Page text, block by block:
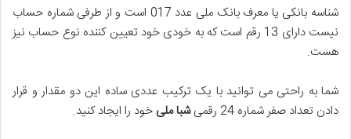
شناسه بانکی یا معرف بانک ملی عدد 017 است و از طرفی شماره حساب
نیست دارای 13 رقم است که به خودی خود تعیین کننده نوع حساب نیز
هست.
شما به راحتی می توانید با یک ترکیب عددی ساده این دو مقدار و قرار
دادن تعداد صفر شماره 24 رقمی
شبا ملی خود را ایجاد کنید.